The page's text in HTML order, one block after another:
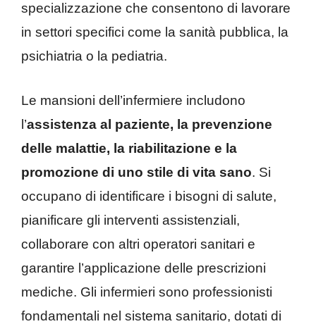
specializzazione che consentono di lavorare
in settori specifici come la sanità pubblica, la
psichiatria o la pediatria.
Le mansioni dell’infermiere includono
l’assistenza al paziente, la prevenzione
delle malattie, la riabilitazione e la
promozione di uno stile di vita sano. Si
occupano di identificare i bisogni di salute,
pianificare gli interventi assistenziali,
collaborare con altri operatori sanitari e
garantire l’applicazione delle prescrizioni
mediche. Gli infermieri sono professionisti
fondamentali nel sistema sanitario, dotati di